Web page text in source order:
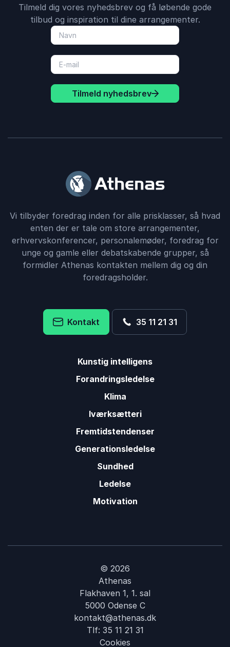
Tilmeld dig vores nyhedsbrev og få løbende gode
tilbud og inspiration til dine arrangementer.
Tilmeld nyhedsbrev
Vi tilbyder foredrag inden for alle prisklasser, så hvad
enten der er tale om store arrangementer,
erhvervskonferencer, personalemøder, foredrag for
unge og gamle eller debatskabende grupper, så
formidler Athenas kontakten mellem dig og din
foredragsholder.
Kontakt 35 11 21 31
Kunstig intelligens
Forandringsledelse
Klima
Iværksætteri
Fremtidstendenser
Generationsledelse
Sundhed
Ledelse
Motivation
© 2026
Athenas
Flakhaven 1, 1. sal
5000 Odense C
kontakt@athenas.dk
Tlf: 35 11 21 31
Cookies